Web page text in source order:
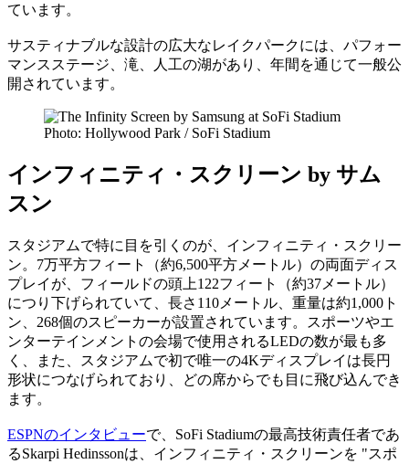
ています。
サスティナブルな設計の広大なレイクパークには、パフォー
マンスステージ、滝、人工の湖があり、年間を通じて一般公
開されています。
Photo: Hollywood Park / SoFi Stadium
インフィニティ・スクリーン by サム
スン
スタジアムで特に目を引くのが、インフィニティ・スクリー
ン。7万平方フィート（約6,500平方メートル）の両面ディス
プレイが、フィールドの頭上122フィート（約37メートル）
につり下げられていて、長さ110メートル、重量は約1,000ト
ン、268個のスピーカーが設置されています。スポーツやエ
ンターテインメントの会場で使用されるLEDの数が最も多
く、また、スタジアムで初で唯一の4Kディスプレイは長円
形状につなげられており、どの席からでも目に飛び込んでき
ます。
ESPNのインタビューで、SoFi Stadiumの最高技術責任者であ
るSkarpi Hedinssonは、インフィニティ・スクリーンを "スポ